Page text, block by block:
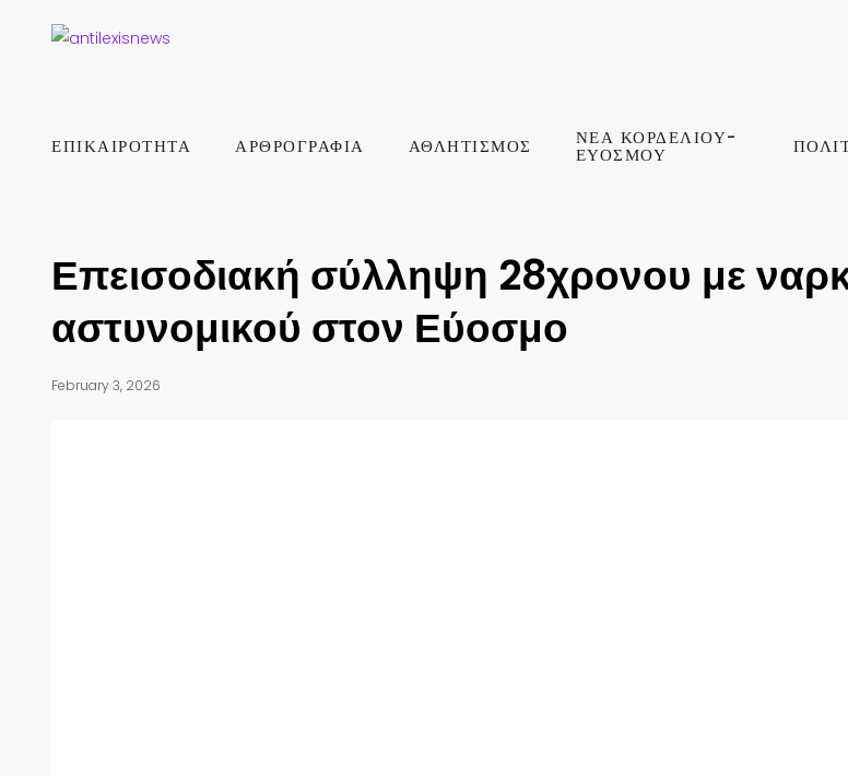
ΕΠΙΚΑΙΡΟΤΗΤΑ ΑΡΘΡΟΓΡΑΦΙΑ ΑΘΛΗΤΙΣΜΟΣ ΝΕΑ ΚΟΡΔΕΛΙΟΥ-
ΕΥΟΣΜΟΥ
Επεισοδιακή σύλληψη 28χρονου με
αστυνομικού στον Εύοσμο
February 3, 2026